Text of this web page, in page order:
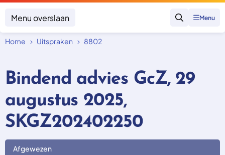
Menu overslaan
Zoeken
Menu
Onderwerpen
Zorgverzekering afsluiten
Zorgverzekering betalen
Vergoeding van zorg
Zorg in het buitenland
Geen zorgverzekering
Focus en impact
Uitspraken
Over SKGZ
Home Uitspraken 8802
Bindend advies GcZ, 29
augustus 2025,
SKGZ202402250
Afgewezen